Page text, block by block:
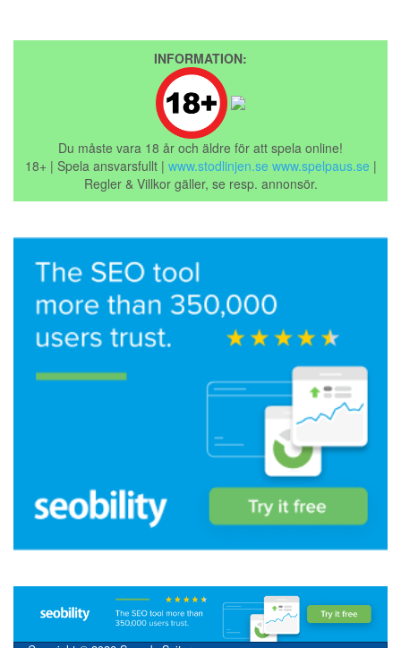
INFORMATION:
Du måste vara 18 år och äldre för att spela online!
18+ | Spela ansvarsfullt | www.stodlinjen.se www.spelpaus.se |
Regler & Villkor gäller, se resp. annonsör.